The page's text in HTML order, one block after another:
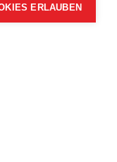
ERLAUBEN